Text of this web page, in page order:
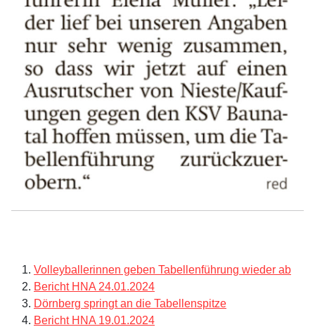
Volleyballerinnen geben Tabellenführung wieder ab
Bericht HNA 24.01.2024
Dörnberg springt an die Tabellenspitze
Bericht HNA 19.01.2024